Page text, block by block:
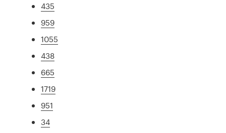
435
959
1055
438
665
1719
951
34